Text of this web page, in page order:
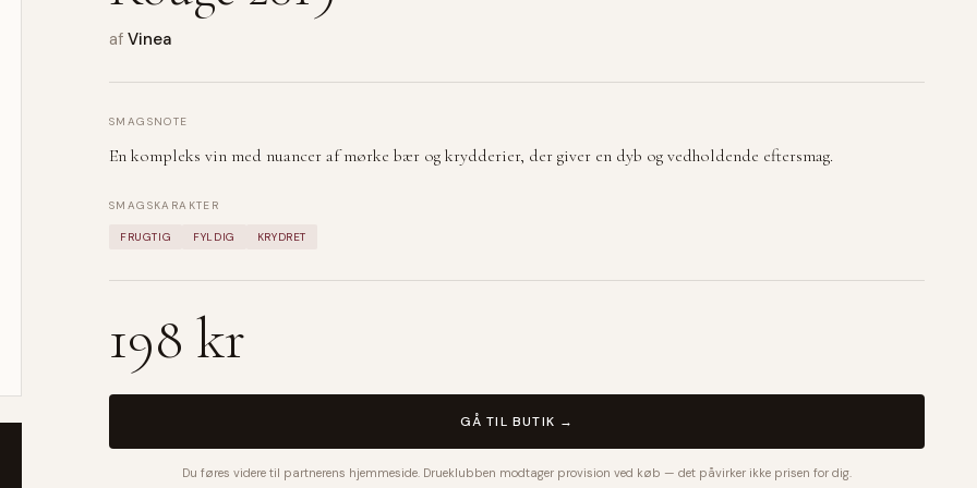
af Vinea
SMAGSNOTE
En kompleks vin med nuancer af mørke bær og krydderier, der giver en dyb og vedholdende eftersmag.
SMAGSKARAKTER
FRUGTIG FYLDIG KRYDRET
198 kr
GÅ TIL BUTIK →
Du føres videre til partnerens hjemmeside. Drueklubben modtager provision ved køb — det påvirker ikke prisen for dig.